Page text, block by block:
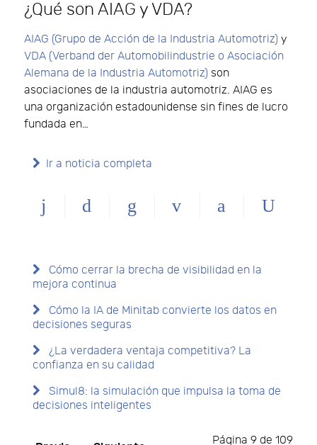
¿Qué son AIAG y VDA?
AIAG (Grupo de Acción de la Industria Automotriz) y
VDA (Verband der Automobilindustrie o Asociación
Alemana de la Industria Automotriz) son
asociaciones de la industria automotriz. AIAG es
una organización estadounidense sin fines de lucro
fundada en…
Ir a noticia completa
Cómo cerrar la brecha de visibilidad en la
mejora continua
Cómo la IA de Minitab convierte los datos en
decisiones seguras
¿La verdadera ventaja competitiva? La
confianza en su calidad
Simul8: la simulación que impulsa la toma de
decisiones inteligentes
Página 9 de 109